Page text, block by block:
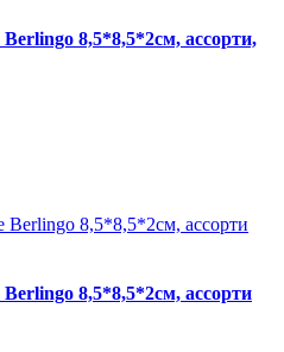
8,5*8,5*2см, ассорти,
8,5*8,5*2см, ассорти